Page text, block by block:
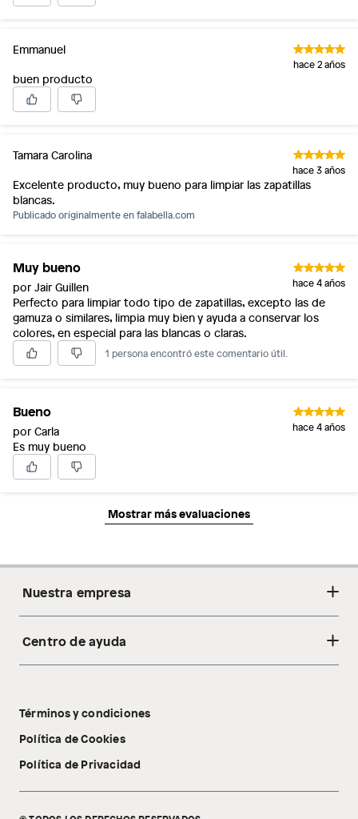
Emmanuel
hace 2 años
buen producto
Tamara Carolina
hace 3 años
Excelente producto, muy bueno para limpiar las zapatillas
blancas.
Publicado originalmente enfalabella.com
Muy bueno
por Jair Guillen hace 4 años
Perfecto para limpiar todo tipo de zapatillas, excepto las de
gamuza o similares, limpia muy bien y ayuda a conservar los
colores, en especial para las blancas o claras.
1 persona encontró este comentario útil.
Bueno
por Carla hace 4 años
Es muy bueno
Mostrar más evaluaciones
Nuestra empresa
Acerca de nosotros
Tecnología Pillow Walk
Centro de ayuda
Libro de reclamaciones
Términos y condiciones
Política de Cookies
Política de Privacidad